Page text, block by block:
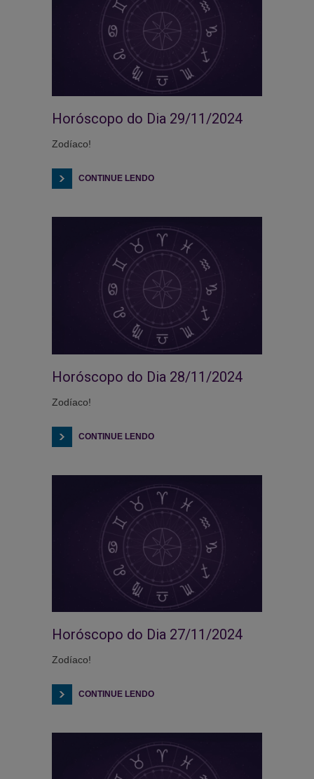
Horóscopo do Dia 29/11/2024
Zodíaco!
CONTINUE LENDO
Horóscopo do Dia 28/11/2024
Zodíaco!
CONTINUE LENDO
Horóscopo do Dia 27/11/2024
Zodíaco!
CONTINUE LENDO